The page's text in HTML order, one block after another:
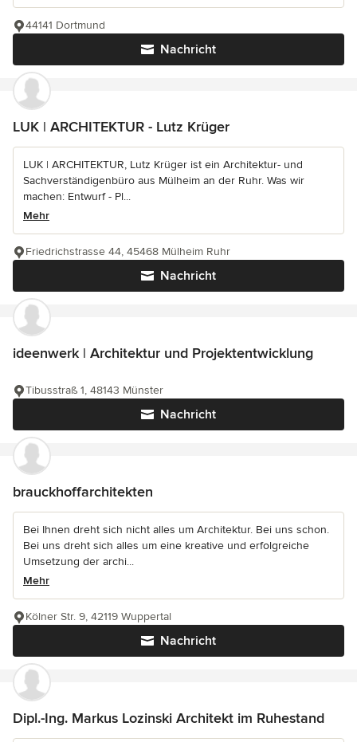
Nachricht
44141 Dortmund
LUK | ARCHITEKTUR - Lutz Krüger
LUK | ARCHITEKTUR, Lutz Krüger ist ein Architektur- und
Sachverständigenbüro aus Mülheim an der Ruhr. Was wir
machen: Entwurf - Pl...
Mehr
Nachricht
Friedrichstrasse 44, 45468 Mülheim Ruhr
ideenwerk | Architektur und Projektentwicklung
Nachricht
Tibusstraß 1, 48143 Münster
brauckhoffarchitekten
Bei Ihnen dreht sich nicht alles um Architektur. Bei uns schon.
Bei uns dreht sich alles um eine kreative und erfolgreiche
Umsetzung der archi...
Mehr
Nachricht
Kölner Str. 9, 42119 Wuppertal
Dipl.-Ing. Markus Lozinski Architekt im Ruhestand